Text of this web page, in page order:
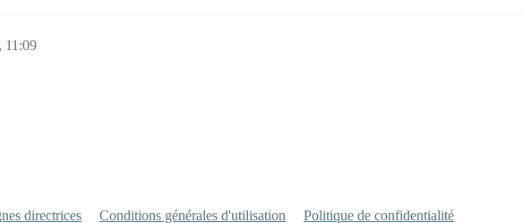
11:09
directrices Conditions générales d'utilisation Politique de confidentialité